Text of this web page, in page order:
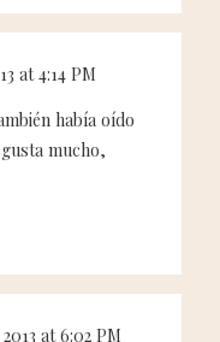
at 4:14 PM
había oído
mucho,
at 6:02 PM